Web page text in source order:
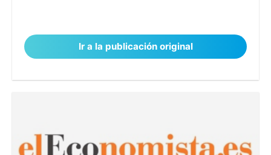
Ir a la publicación original